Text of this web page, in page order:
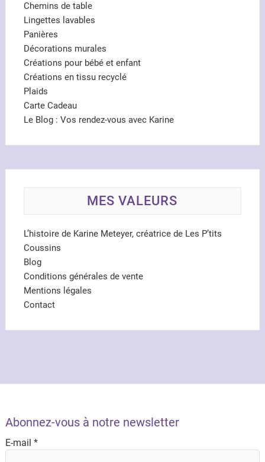
Chemins de table
Lingettes lavables
Panières
Décorations murales
Créations pour bébé et enfant
Créations en tissu recyclé
Plaids
Carte Cadeau
Le Blog : Vos rendez-vous avec Karine
MES VALEURS
L’histoire de Karine Meteyer, créatrice de Les P’tits
Coussins
Blog
Conditions générales de vente
Mentions légales
Contact
Abonnez-vous à notre newsletter
E-mail *